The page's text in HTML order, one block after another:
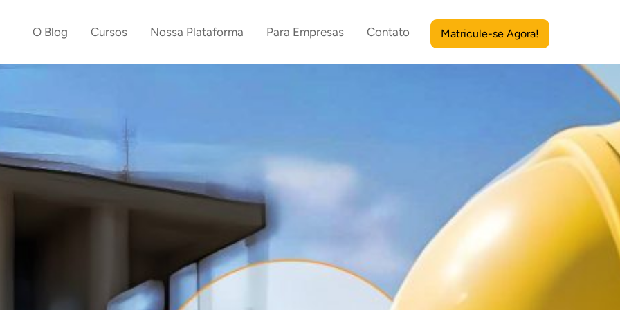
Matricule-se Agora!
O Blog Cursos Nossa Plataforma Para Empresas Contato